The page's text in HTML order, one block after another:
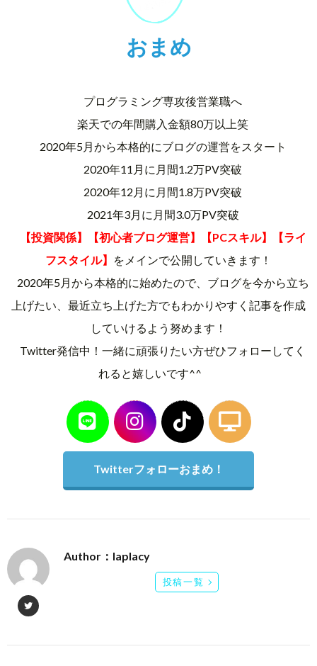
おまめ
プログラミング専攻後営業職へ
楽天での年間購入金額80万以上笑
2020年5月から本格的にブログの運営をスタート
2020年11月に月間1.2万PV突破
2020年12月に月間1.8万PV突破
2021年3月に月間3.0万PV突破
【投資関係】【初心者ブログ運営】【PCスキル】【ライ
フスタイル】
をメインで公開していきます！
2020年5月から本格的に始めたので、ブログを今から立ち
上げたい、最近立ち上げた方でもわかりやすく記事を作成
していけるよう努めます！
Twitter発信中！一緒に頑張りたい方ぜひフォローしてく
れると嬉しいです^^
Twitterフォローおまめ！
Author：laplacy
投稿一覧